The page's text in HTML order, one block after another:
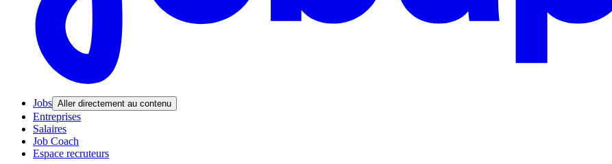
Jobs Aller directement au contenu
Entreprises
Salaires
Job Coach
Espace recruteurs